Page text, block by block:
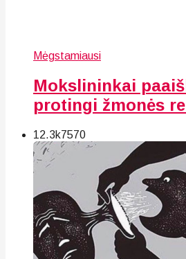
Mėgstamiausi
Mokslininkai
protingi žmonės
12.3k7570